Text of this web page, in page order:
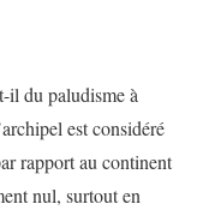
il du paludisme à
est considéré
rapport au continent
nul, surtout en